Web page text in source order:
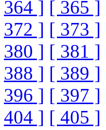
364 ] [ 365 ]
372 ] [ 373 ]
380 ] [ 381 ]
388 ] [ 389 ]
396 ] [ 397 ]
404 ] [ 405 ]